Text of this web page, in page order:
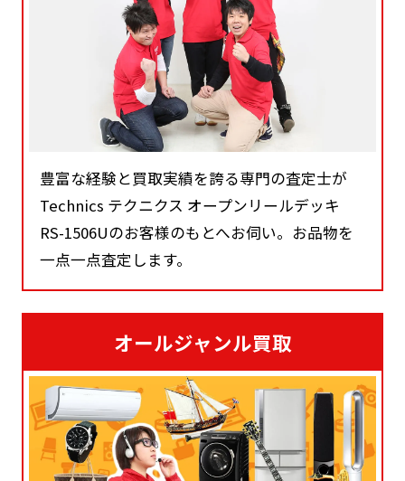
豊富な経験と買取実績を誇る専門の査定士が
Technics テクニクス オープンリールデッキ
RS-1506Uのお客様のもとへお伺い。お品物を
一点一点査定します。
オールジャンル買取